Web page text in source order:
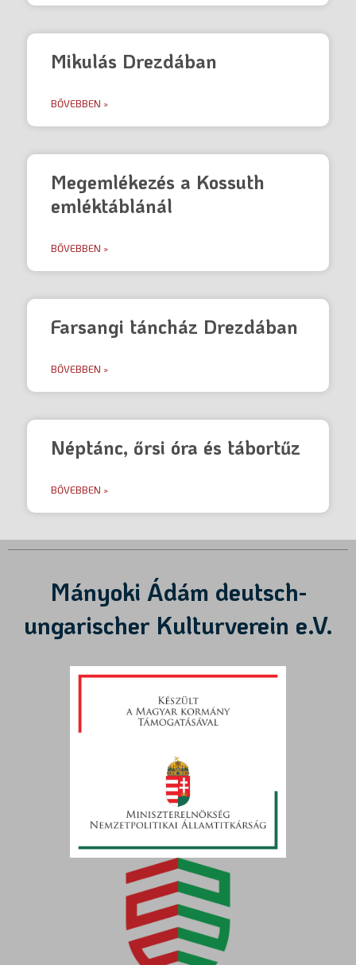
Mikulás Drezdában
BŐVEBBEN »
Megemlékezés a Kossuth
emléktáblánál
BŐVEBBEN »
Farsangi táncház Drezdában
BŐVEBBEN »
Néptánc, őrsi óra és tábortűz
BŐVEBBEN »
Mányoki Ádám deutsch-
ungarischer Kulturverein e.V.